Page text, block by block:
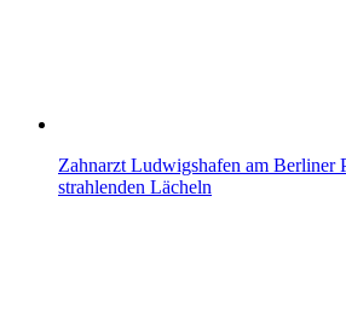
Zahnarzt Ludwigshafen am Berliner
strahlenden Lächeln